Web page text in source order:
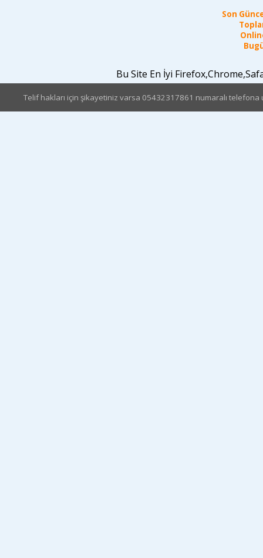
Son
Bu Site En İyi
Telif hakları için şikayetiniz varsa 05432317861 numaralı telefona